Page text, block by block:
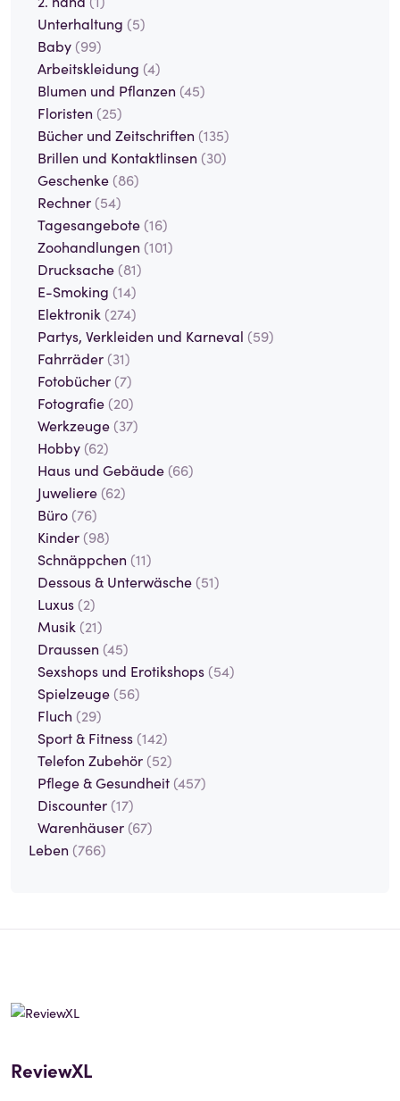
Unterhaltung (5)
Baby (99)
Arbeitskleidung (4)
Blumen und Pflanzen (45)
Floristen (25)
Bücher und Zeitschriften (135)
Brillen und Kontaktlinsen (30)
Geschenke (86)
Rechner (54)
Tagesangebote (16)
Zoohandlungen (101)
Drucksache (81)
E-Smoking (14)
Elektronik (274)
Partys, Verkleiden und Karneval (59)
Fahrräder (31)
Fotobücher (7)
Fotografie (20)
Werkzeuge (37)
Hobby (62)
Haus und Gebäude (66)
Juweliere (62)
Büro (76)
Kinder (98)
Schnäppchen (11)
Dessous & Unterwäsche (51)
Luxus (2)
Musik (21)
Draussen (45)
Sexshops und Erotikshops (54)
Spielzeuge (56)
Fluch (29)
Sport & Fitness (142)
Telefon Zubehör (52)
Pflege & Gesundheit (457)
Discounter (17)
Warenhäuser (67)
Leben (766)
ReviewXL